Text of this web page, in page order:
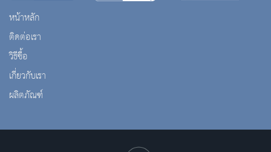
หน้าหลัก
ติดต่อเรา
วิธีซื้อ
เกี่ยวกับเรา
ผลิตภัณฑ์